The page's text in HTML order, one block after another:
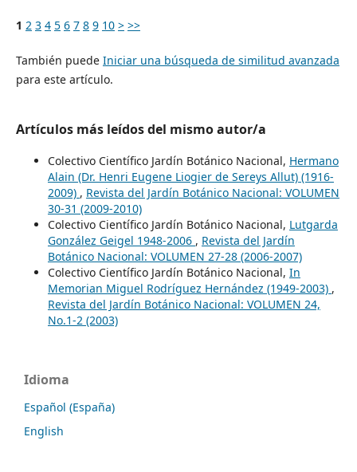
1 2 3 4 5 6 7 8 9 10 > >>
También puede Iniciar una búsqueda de similitud avanzada
para este artículo.
Artículos más leídos del mismo autor/a
Colectivo Científico Jardín Botánico Nacional, Hermano
Alain (Dr. Henri Eugene Liogier de Sereys Allut) (1916-
2009) , Revista del Jardín Botánico Nacional: VOLUMEN
30-31 (2009-2010)
Colectivo Científico Jardín Botánico Nacional, Lutgarda
González Geigel 1948-2006 , Revista del Jardín
Botánico Nacional: VOLUMEN 27-28 (2006-2007)
Colectivo Científico Jardín Botánico Nacional, In
Memorian Miguel Rodríguez Hernández (1949-2003) ,
Revista del Jardín Botánico Nacional: VOLUMEN 24,
No.1-2 (2003)
Idioma
Español (España)
English